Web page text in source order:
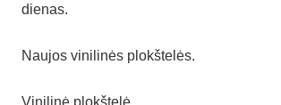
dienas.
Naujos vinilinės plokštelės.
Vinilinė plokštelė.